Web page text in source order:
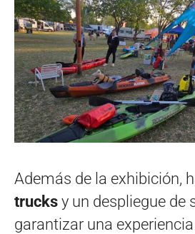
Además de la exhibición,
trucks y un despliegue de
garantizar una